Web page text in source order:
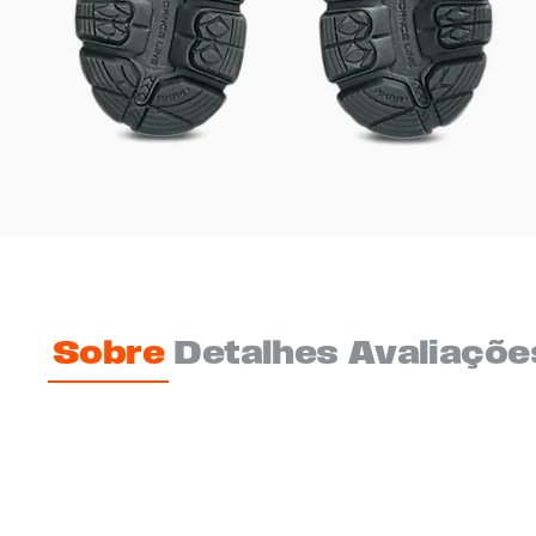
Sobre Detalhes